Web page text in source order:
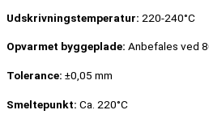
Udskrivningstemperatur: 220-240°C
Opvarmet byggeplade: Anbefales ved
Tolerance: ±0,05 mm
Smeltepunkt: Ca. 220°C